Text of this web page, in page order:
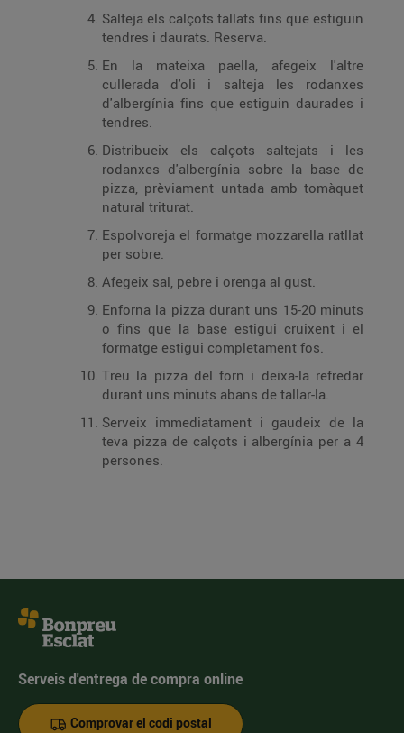
Salteja els calçots tallats fins que estiguin
tendres i daurats. Reserva.
En la mateixa paella, afegeix l'altre
cullerada d'oli i salteja les rodanxes
d'albergínia fins que estiguin daurades i
tendres.
Distribueix els calçots saltejats i les
rodanxes d'albergínia sobre la base de
pizza, prèviament untada amb tomàquet
natural triturat.
Espolvoreja el formatge mozzarella ratllat
per sobre.
Afegeix sal, pebre i orenga al gust.
Enforna la pizza durant uns 15-20 minuts
o fins que la base estigui cruixent i el
formatge estigui completament fos.
Treu la pizza del forn i deixa-la refredar
durant uns minuts abans de tallar-la.
Serveix immediatament i gaudeix de la
teva pizza de calçots i albergínia per a 4
persones.
Serveis d'entrega de compra online
Comprovar el codi postal